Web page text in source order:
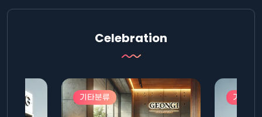
Celebration
기타분류 기타분